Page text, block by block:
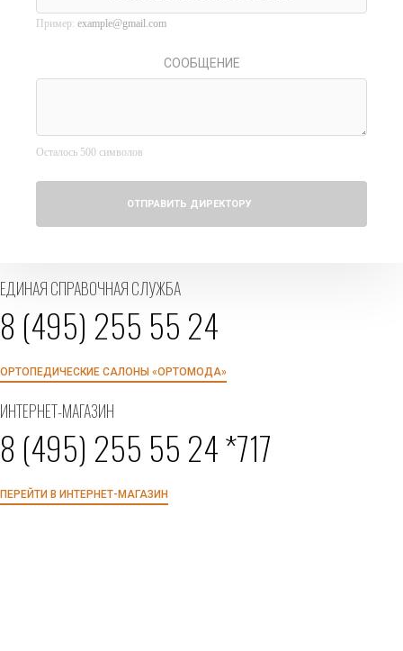
Пример: example@gmail.com
СООБЩЕНИЕ
Осталось 500 символов
ОТПРАВИТЬ ДИРЕКТОРУ
ЕДИНАЯ СПРАВОЧНАЯ СЛУЖБА
8 (495) 255 55 24
ОРТОПЕДИЧЕСКИЕ САЛОНЫ «ОРТОМОДА»
ИНТЕРНЕТ-МАГАЗИН
8 (495) 255 55 24 *717
ПЕРЕЙТИ В ИНТЕРНЕТ-МАГАЗИН